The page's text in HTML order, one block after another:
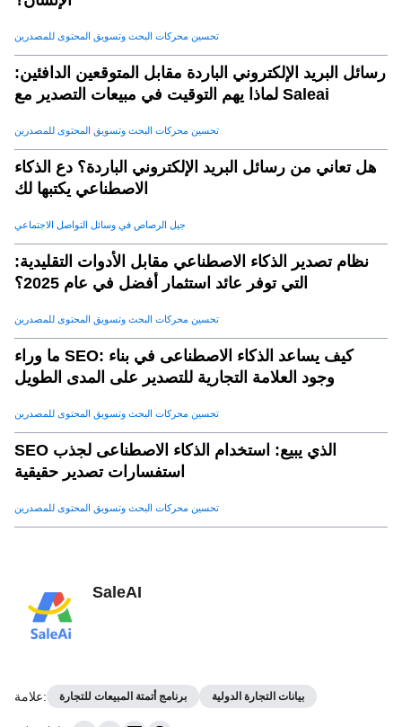
تحسين محركات البحث وتسويق المحتوى للمصدرين
رسائل البريد الإلكتروني الباردة مقابل المتوقعين الدافئين:
لماذا يهم التوقيت في مبيعات التصدير مع Saleai
تحسين محركات البحث وتسويق المحتوى للمصدرين
هل تعاني من رسائل البريد الإلكتروني الباردة؟ دع الذكاء
الاصطناعي يكتبها لك
جيل الرصاص في وسائل التواصل الاجتماعي
نظام تصدير الذكاء الاصطناعي مقابل الأدوات التقليدية:
التي توفر عائد استثمار أفضل في عام 2025؟
تحسين محركات البحث وتسويق المحتوى للمصدرين
ما وراء SEO: كيف يساعد الذكاء الاصطناعى في بناء
وجود العلامة التجارية للتصدير على المدى الطويل
تحسين محركات البحث وتسويق المحتوى للمصدرين
SEO الذي يبيع: استخدام الذكاء الاصطناعى لجذب
استفسارات تصدير حقيقية
تحسين محركات البحث وتسويق المحتوى للمصدرين
SaleAI
علامة: برنامج أتمتة المبيعات للتجارة بيانات التجارة الدولية